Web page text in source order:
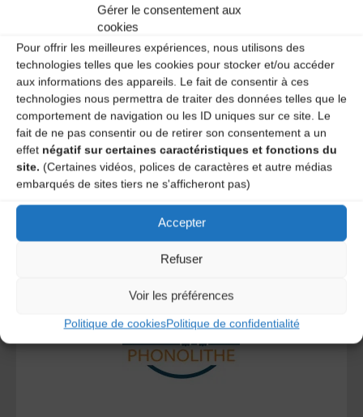
Gérer le consentement aux
cookies
Pour offrir les meilleures expériences, nous utilisons des
technologies telles que les cookies pour stocker et/ou accéder
aux informations des appareils. Le fait de consentir à ces
technologies nous permettra de traiter des données telles que le
comportement de navigation ou les ID uniques sur ce site. Le
fait de ne pas consentir ou de retirer son consentement a un
effet négatif sur certaines caractéristiques et fonctions du
site. (Certaines vidéos, polices de caractères et autre médias
embarqués de sites tiers ne s'afficheront pas)
Accepter
Refuser
Voir les préférences
Politique de cookiesPolitique de confidentialité
Save my name, email, and site URL in my browser for next
time I post a comment.
Ce site utilise Akismet pour réduire les indésirables.En
savoir plus sur la façon dont les données de vos
commentaires sont traitées.
A DECOUVRIR :